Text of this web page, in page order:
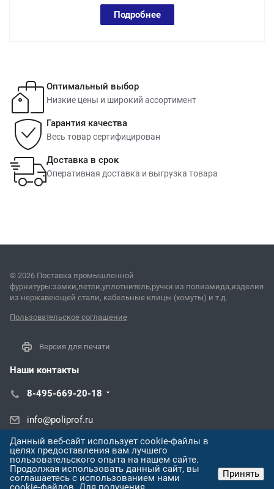
Подробнее
Оптимальный выбор
Низкие цены и широкий ассортимент
Гарантия качества
Весь товар сертифицирован
Доставка в срок
Оперативная доставка и выгрузка товара
© 2026 Поставка промышленной
фурнитуры:замки,петли,уплотнитель,ручки из полиамида,изделия
из нержавеющей стали, кабельные клицы (хомуты) и т.д.
Пользовательское соглашение
Версия для печати
Наши контакты
8-495-669-20-18
info@poliprof.ru
ул. Торпедо, 45В
Данный веб-сайт использует cookie-файлы в
целях предоставления вам лучшего
пользовательского опыта на нашем сайте.
Продолжая использовать данный сайт, вы
соглашаетесь с использованием нами
Принять